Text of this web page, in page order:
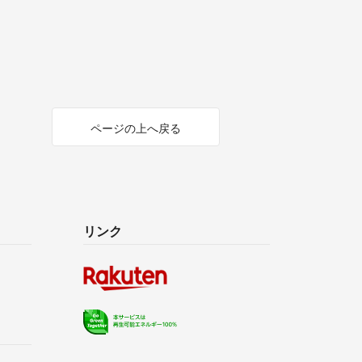
ページの上へ戻る
リンク